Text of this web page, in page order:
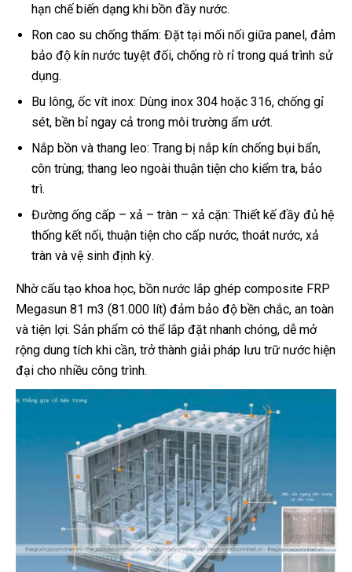
hạn chế biến dạng khi bồn đầy nước.
Ron cao su chống thấm: Đặt tại mối nối giữa panel, đảm
bảo độ kín nước tuyệt đối, chống rò rỉ trong quá trình sử
dụng.
Bu lông, ốc vít inox: Dùng inox 304 hoặc 316, chống gỉ
sét, bền bỉ ngay cả trong môi trường ẩm ướt.
Nắp bồn và thang leo: Trang bị nắp kín chống bụi bẩn,
côn trùng; thang leo ngoài thuận tiện cho kiểm tra, bảo
trì.
Đường ống cấp – xả – tràn – xả cặn: Thiết kế đầy đủ hệ
thống kết nối, thuận tiện cho cấp nước, thoát nước, xả
tràn và vệ sinh định kỳ.
Nhờ cấu tạo khoa học, bồn nước lắp ghép composite FRP
Megasun 81 m3 (81.000 lít) đảm bảo độ bền chắc, an toàn
và tiện lợi. Sản phẩm có thể lắp đặt nhanh chóng, dễ mở
rộng dung tích khi cần, trở thành giải pháp lưu trữ nước hiện
đại cho nhiều công trình.